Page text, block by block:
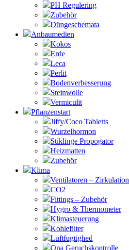
PH Regulering
Zubehör
Düngeschemata
Anbaumedien
Kokos
Erde
Leca
Perlit
Bodenverbesserung
Steinwolle
Vermiculit
Pflanzenstart
Jiffy/Coco Tabletts
Wurzelhormon
Stiklinge Propogator
Heizmatten
Zubehör
Klima
Ventilatoren – Zirkulation
CO2
Fittings – Zubehör
Hygro & Thermometer
Klimasteuerung
Kohlefilter
Luftfugtighed
Ona Geruchskontrolle